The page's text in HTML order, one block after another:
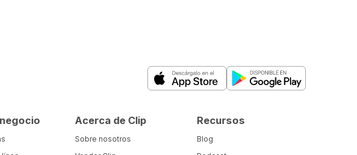
Acerca de Clip
Sobre nosotros
Recursos
Blog